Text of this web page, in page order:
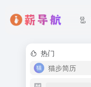
热门
猫步简历